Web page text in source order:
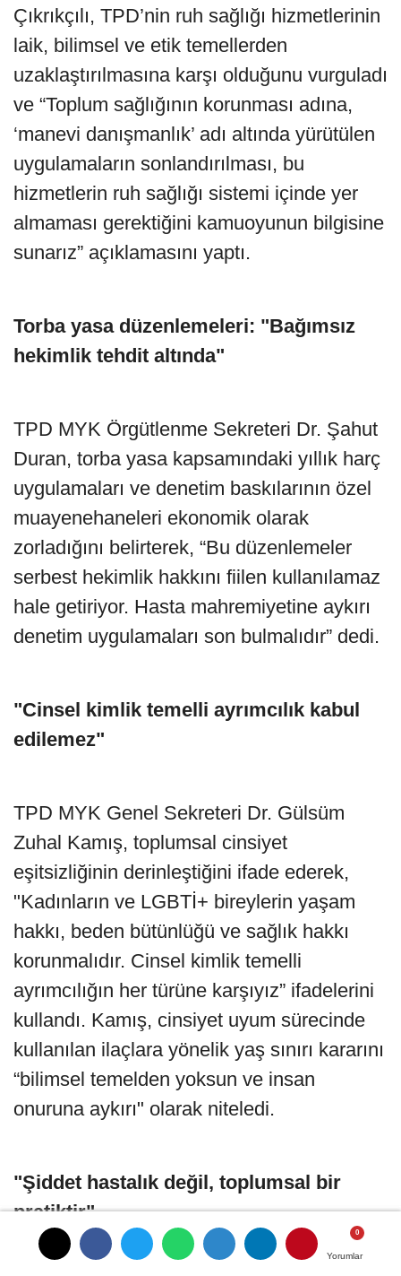
Yorumlar
Yorumlar
Çıkrıkçılı, TPD’nin ruh sağlığı hizmetlerinin
laik, bilimsel ve etik temellerden
uzaklaştırılmasına karşı olduğunu vurguladı
ve “Toplum sağlığının korunması adına,
‘manevi danışmanlık’ adı altında yürütülen
uygulamaların sonlandırılması, bu
hizmetlerin ruh sağlığı sistemi içinde yer
almaması gerektiğini kamuoyunun bilgisine
sunarız” açıklamasını yaptı.
Torba yasa düzenlemeleri: "Bağımsız
hekimlik tehdit altında"
TPD MYK Örgütlenme Sekreteri Dr. Şahut
Duran, torba yasa kapsamındaki yıllık harç
uygulamaları ve denetim baskılarının özel
muayenehaneleri ekonomik olarak
zorladığını belirterek, “Bu düzenlemeler
serbest hekimlik hakkını fiilen kullanılamaz
hale getiriyor. Hasta mahremiyetine aykırı
denetim uygulamaları son bulmalıdır” dedi.
"Cinsel kimlik temelli ayrımcılık kabul
edilemez"
TPD MYK Genel Sekreteri Dr. Gülsüm
Zuhal Kamış, toplumsal cinsiyet
eşitsizliğinin derinleştiğini ifade ederek,
"Kadınların ve LGBTİ+ bireylerin yaşam
hakkı, beden bütünlüğü ve sağlık hakkı
korunmalıdır. Cinsel kimlik temelli
ayrımcılığın her türüne karşıyız” ifadelerini
kullandı. Kamış, cinsiyet uyum sürecinde
kullanılan ilaçlara yönelik yaş sınırı kararını
“bilimsel temelden yoksun ve insan
onuruna aykırı" olarak niteledi.
"Şiddet hastalık değil, toplumsal bir
pratiktir"